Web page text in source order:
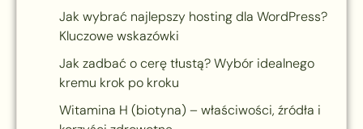
Jak wybrać najlepszy hosting dla WordPress?
Kluczowe wskazówki
Jak zadbać o cerę tłustą? Wybór idealnego
kremu krok po kroku
Witamina H (biotyna) – właściwości, źródła i